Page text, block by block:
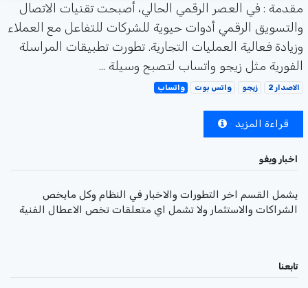
مقدمة : في العصر الرقمي الحالي، أصبحت تقنيات الاتصال
والتسويق الرقمي أدوات حيوية للشركات للتفاعل مع العملاء
وزيادة فعالية العمليات التجارية. تطورت تطبيقات المراسلة
الفورية مثل زيجو واتساب لتصبح وسيلة ...
الاصدار 2 زيجو واتس بوت واتساب
قراءة المزيد
اخبار ويفو
يشمل القسم اخر التطورات والاخبار في النظام وكل مايخص
الشراكات والاستثمار ولا تشمل اي متعلقات تخص الاعطال الفنية
تابعنا